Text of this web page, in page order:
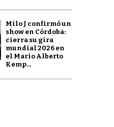
Milo J confirmó un
show en Córdoba:
cierra su gira
mundial 2026 en
el Mario Alberto
Kemp...